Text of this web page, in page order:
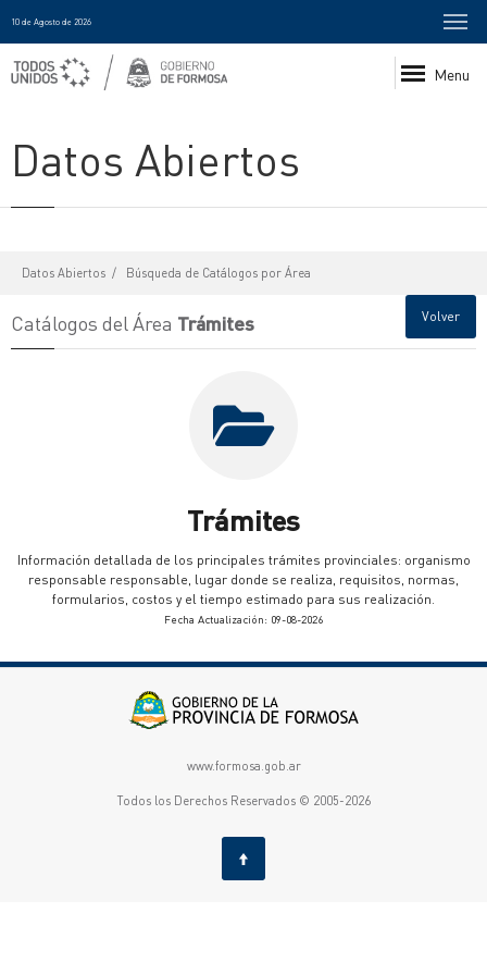
10 de Agosto de 2026
Menu
Datos Abiertos
Datos Abiertos Búsqueda de Catálogos por Área
Catálogos del Área Trámites Volver
Trámites
Información detallada de los principales trámites provinciales: organismo
responsable responsable, lugar donde se realiza, requisitos, normas,
formularios, costos y el tiempo estimado para sus realización.
Fecha Actualización: 09-08-2026
www.formosa.gob.ar
Todos los Derechos Reservados © 2005-2026